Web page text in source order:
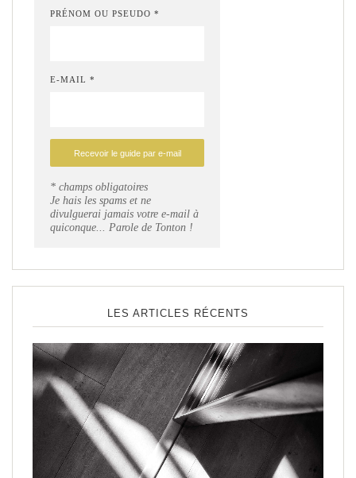
PRÉNOM OU PSEUDO *
E-MAIL *
* champs obligatoires
Je hais les spams et ne
divulguerai jamais votre e-mail à
quiconque... Parole de Tonton !
LES ARTICLES RÉCENTS